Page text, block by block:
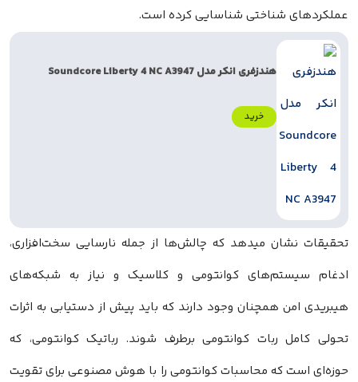
عملکردهای شناختی شناسایی کرده است.
هندزفری انکر مدل Soundcore Liberty 4 NC A3947
خرید
تحقیقات نشان میدهد که چالش‌ها از جمله نارسایی سخت‌افزاری،
ادغام سیستم‌های کوانتومی و کلاسیک و نیاز به شبکه‌های
هیبریدی امن همچنان وجود دارند که باید پیش از دستیابی به اثرات
تحولی کامل ربات‌ کوانتومی برطرف شوند. رباتیک کوانتومی، که
حوزه‌ای است که محاسبات کوانتومی را با هوش مصنوعی برای تقویت